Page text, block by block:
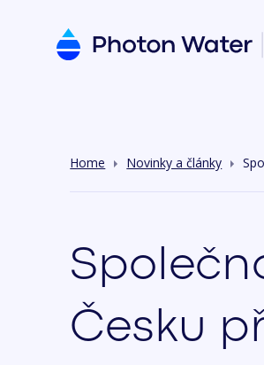
Home Novinky a články
Česku